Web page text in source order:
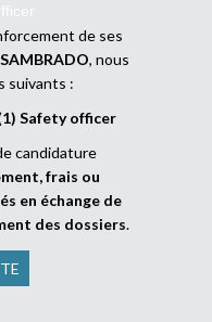
de ses
SAMBRADO, nous
suivants :
Safety officer
candidature
frais ou
en échange de
des dossiers.